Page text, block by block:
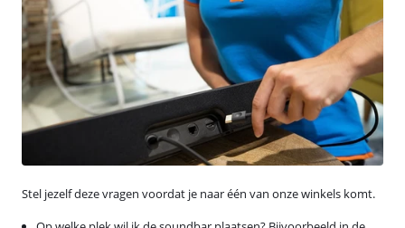
Stel jezelf deze vragen voordat je naar één van onze winkels komt.